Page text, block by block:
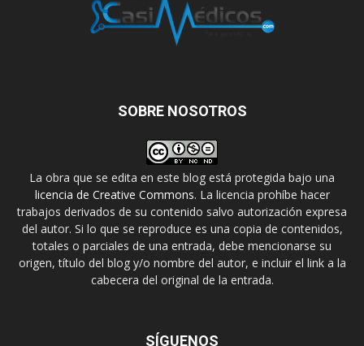
SOBRE NOSOTROS
La obra que se edita en este blog está protegida bajo una
licencia de Creative Commons. La licencia prohíbe hacer
trabajos derivados de su contenido salvo autorización expresa
del autor. Si lo que se reproduce es una copia de contenidos,
totales o parciales de una entrada, debe mencionarse su
origen, título del blog y/o nombre del autor, e incluir el link a la
cabecera del original de la entrada.
SÍGUENOS